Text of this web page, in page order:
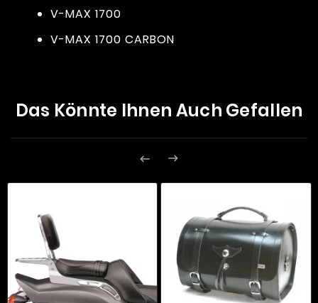
V-MAX 1700
V-MAX 1700 CARBON
Das Könnte Ihnen Auch Gefallen
 